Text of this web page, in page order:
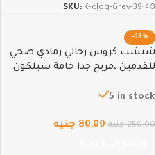
SKU: K-clog-Grey-39-40
-68%
شبشب كروس رجالي رمادي صحي
للقدمين ،مريح جدا خامة سيلكون. –
5 in stock
250,00 جنيه 80,00 جنيه